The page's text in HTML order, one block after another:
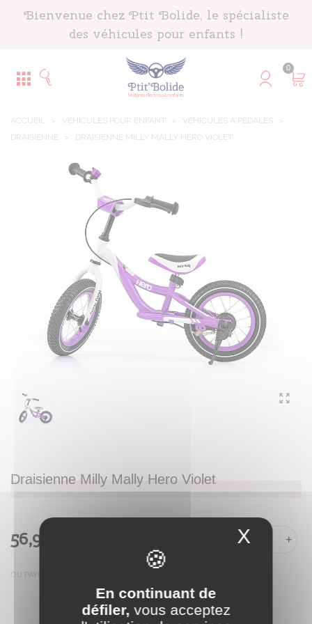
Bienvenue chez Ptit Bolide, le spécialiste
des véhicules pour enfants !
0
ACCUEIL > VÉHICULES POUR ENFANT > VÉHICULES À PÉDALES
>
DRAISIENNE
> DRAISIENNE MILLY MALLY HERO VIOLET
Draisienne Milly Mally Hero Violet
56,99 €
OU PAYER EN
+
En continuant de
défiler, vous acceptez
X